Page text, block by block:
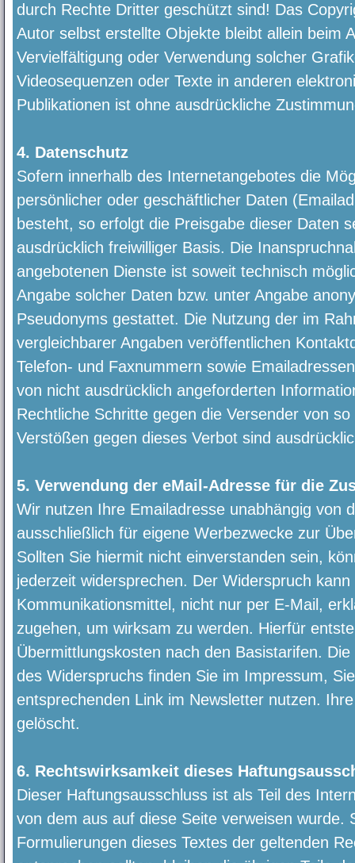
durch Rechte Dritter geschützt sind! Das
Autor selbst erstellte Objekte bleibt allein beim
Vervielfältigung oder Verwendung solcher
Videosequenzen oder Texte in anderen
Publikationen ist ohne ausdrückliche
4. Datenschutz
Sofern innerhalb des Internetangebotes die
persönlicher oder geschäftlicher Daten
besteht, so erfolgt die Preisgabe dieser Daten
ausdrücklich freiwilliger Basis. Die
angebotenen Dienste ist soweit technisch
Angabe solcher Daten bzw. unter Angabe
Pseudonyms gestattet. Die Nutzung der im
vergleichbarer Angaben veröffentlichen
Telefon- und Faxnummern sowie
von nicht ausdrücklich angeforderten
Rechtliche Schritte gegen die Versender von
Verstößen gegen dieses Verbot sind
5. Verwendung der eMail-Adresse für die
Wir nutzen Ihre Emailadresse unabhängig von
ausschließlich für eigene Werbezwecke zur
Sollten Sie hiermit nicht einverstanden sein,
jederzeit widersprechen. Der Widerspruch
Kommunikationsmittel, nicht nur per E-Mail,
zugehen, um wirksam zu werden. Hierfür
Übermittlungskosten nach den Basistarifen.
des Widerspruchs finden Sie im Impressum,
entsprechenden Link im Newsletter nutzen.
gelöscht.
6. Rechtswirksamkeit dieses
Dieser Haftungsausschluss ist als Teil des
von dem aus auf diese Seite verweisen wurde.
Formulierungen dieses Textes der geltenden